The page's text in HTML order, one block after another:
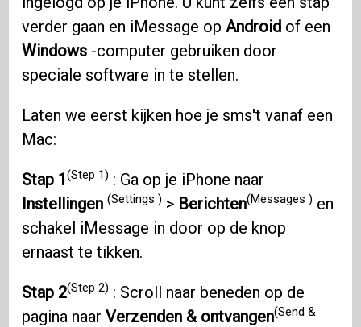
verder gaan en iMessage op Android of een
Windows -computer gebruiken door
speciale software in te stellen.
Laten we eerst kijken hoe je sms't vanaf een
Mac:
Stap 1(Step 1) : Ga op je iPhone naar
Instellingen(Settings ) > Berichten(Messages ) en
schakel iMessage in door op de knop
ernaast te tikken.
Stap 2(Step 2) : Scroll naar beneden op de
pagina naarVerzenden & ontvangen(Send &